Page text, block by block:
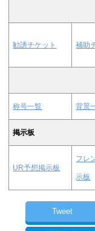
勧誘チケット 補助
称号一覧 背景
掲示板
UR予想掲示板
フレ
示板
Tweet